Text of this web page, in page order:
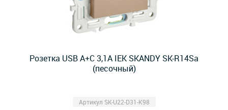
Розетка USB A+C 3,1А IEK SKANDY SK-R14Sa
(песочный)
Артикул SK-U22-D31-K98